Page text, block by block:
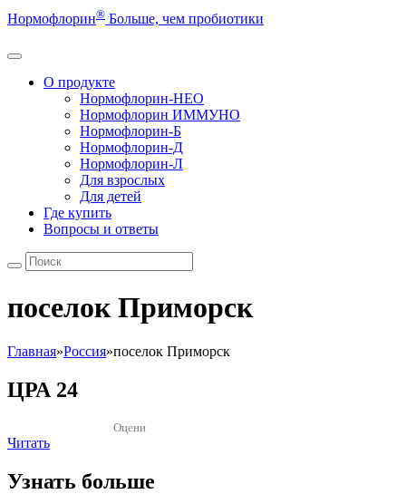
Нормофлорин® Больше, чем пробиотики
О продукте
Нормофлорин-НЕО
Нормофлорин ИММУНО
Нормофлорин-Б
Нормофлорин-Д
Нормофлорин-Л
Для взрослых
Для детей
Где купить
Вопросы и ответы
поселок Приморск
Главная»Россия»поселок Приморск
ЦРА 24
Оцени
Читать
Узнать больше